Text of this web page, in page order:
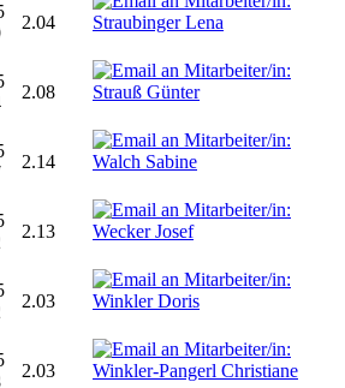
2.04
2.08
2.14
2.13
2.03
2.03